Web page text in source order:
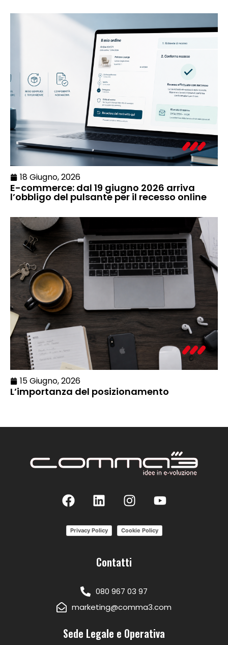
18 Giugno, 2026
E-commerce: dal 19 giugno 2026 arriva
l’obbligo del pulsante per il recesso online
15 Giugno, 2026
L’importanza del posizionamento
Privacy Policy Cookie Policy
Contatti
080 967 03 97
marketing@comma3.com
Sede Legale e Operativa